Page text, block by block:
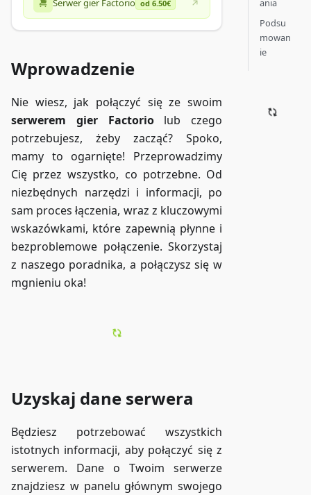
Serwer gier Factorio od 6.50€
Wprowadzenie
Nie wiesz, jak połączyć się ze swoim
serwerem gier Factoriolub czego
potrzebujesz, żeby zacząć? Spoko,
mamy to ogarnięte! Przeprowadzimy
Cię przez wszystko, co potrzebne. Od
niezbędnych narzędzi i informacji, po
sam proces łączenia, wraz z kluczowymi
wskazówkami, które zapewnią płynne i
bezproblemowe połączenie. Skorzystaj
z naszego poradnika, a połączysz się w
mgnieniu oka!
Uzyskaj dane serwera
Będziesz potrzebować wszystkich
istotnych informacji, aby połączyć się z
serwerem. Dane o Twoim serwerze
znajdziesz w panelu głównym swojego
ania
Podsu
mowan
ie